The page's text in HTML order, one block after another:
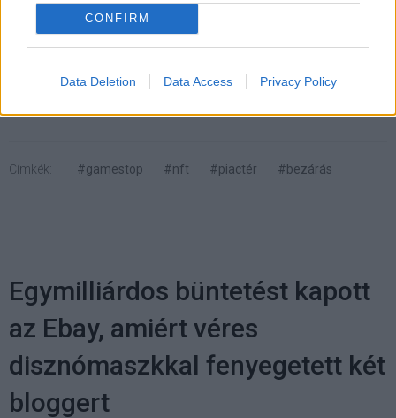
CONFIRM
Data Deletion Data Access Privacy Policy
Pulzusméréssel segíti a biztonságos mozgást az új
balatoni kardioösvény (X)
Balatonalmádiban.
Címkék: #gamestop #nft #piactér #bezárás
Egymilliárdos büntetést kapott
az Ebay, amiért véres
disznómaszkkal fenyegetett két
bloggert